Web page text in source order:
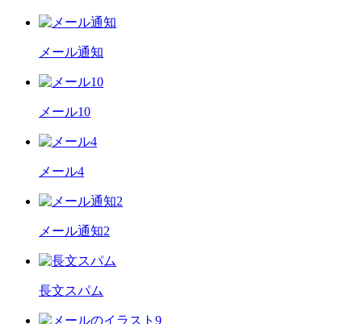
メール通知
メール10
メール4
メール通知2
長文スパム